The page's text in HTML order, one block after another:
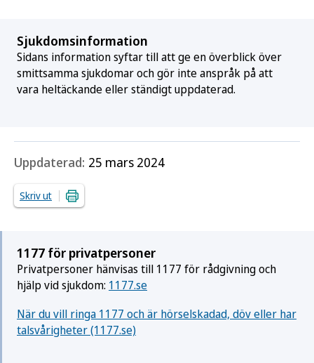
Sjukdomsinformation
Sidans information syftar till att ge en överblick över
smittsamma sjukdomar och gör inte anspråk på att
vara heltäckande eller ständigt uppdaterad.
Uppdaterad: 25 mars 2024
Skriv ut
1177 för privatpersoner
Privatpersoner hänvisas till 1177 för rådgivning och
hjälp vid sjukdom: 1177.se
När du vill ringa 1177 och är hörselskadad, döv eller har
talsvårigheter (1177.se)